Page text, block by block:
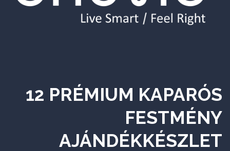
12 PRÉMIUM KAPARÓS
FESTMÉNY
AJÁNDÉKKÉSZLET